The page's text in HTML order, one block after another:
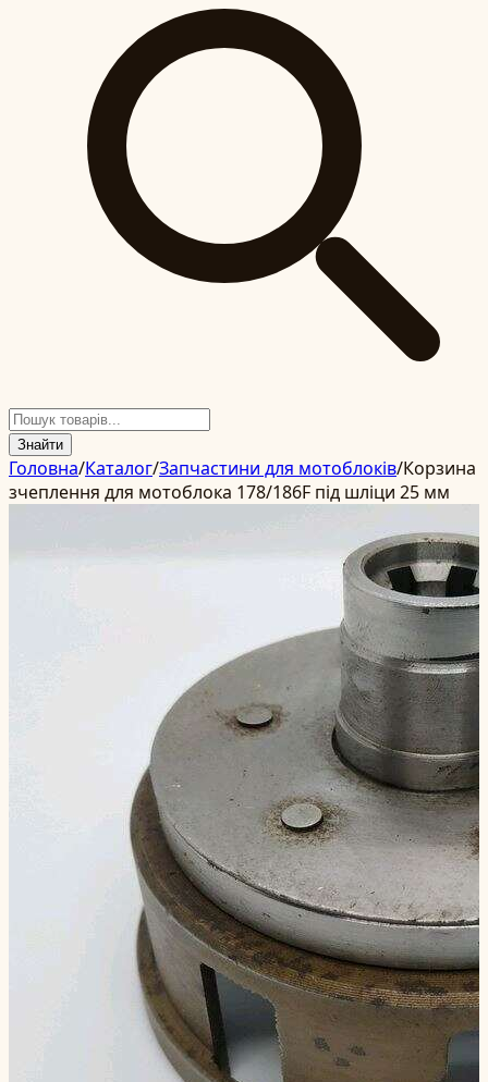
Знайти
Головна/Каталог/Запчастини для мотоблоків/Корзина
зчеплення для мотоблока 178/186F під шліци 25 мм